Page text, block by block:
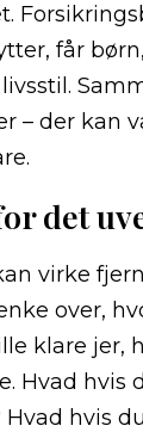
får
– der kan
det
virke
over,
klare jer,
Hvad hvis
hvis